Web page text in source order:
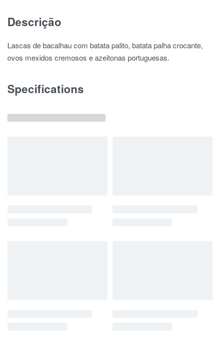
Descrição
Lascas de bacalhau com batata palito, batata palha crocante,
ovos mexidos cremosos e azeitonas portuguesas.
Specifications